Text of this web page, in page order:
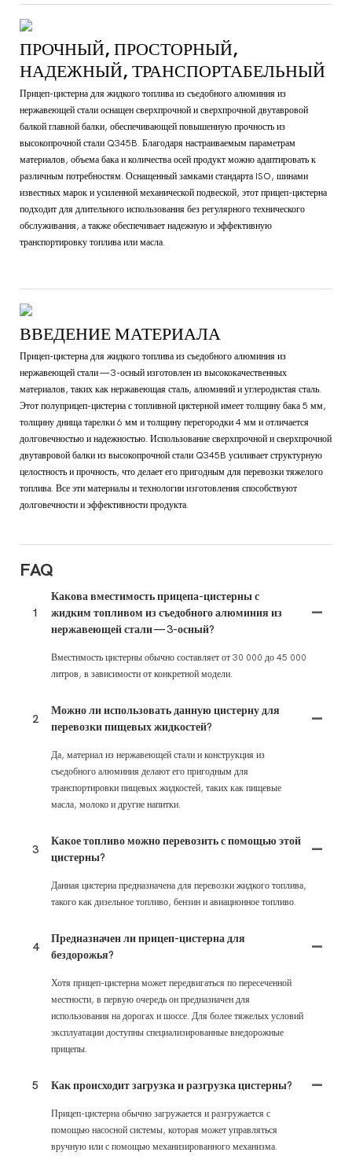
ПРОЧНЫЙ, ПРОСТОРНЫЙ,
НАДЕЖНЫЙ, ТРАНСПОРТАБЕЛЬНЫЙ
Прицеп-цистерна для жидкого топлива из съедобного алюминия из
нержавеющей стали оснащен сверхпрочной и сверхпрочной двутавровой
балкой главной балки, обеспечивающей повышенную прочность из
высокопрочной стали Q345B. Благодаря настраиваемым параметрам
материалов, объема бака и количества осей продукт можно адаптировать к
различным потребностям. Оснащенный замками стандарта ISO, шинами
известных марок и усиленной механической подвеской, этот прицеп-цистерна
подходит для длительного использования без регулярного технического
обслуживания, а также обеспечивает надежную и эффективную
транспортировку топлива или масла.
ВВЕДЕНИЕ МАТЕРИАЛА
Прицеп-цистерна для жидкого топлива из съедобного алюминия из
нержавеющей стали — 3-осный изготовлен из высококачественных
материалов, таких как нержавеющая сталь, алюминий и углеродистая сталь.
Этот полуприцеп-цистерна с топливной цистерной имеет толщину бака 5 мм,
толщину днища тарелки 6 мм и толщину перегородки 4 мм и отличается
долговечностью и надежностью. Использование сверхпрочной и сверхпрочной
двутавровой балки из высокопрочной стали Q345B усиливает структурную
целостность и прочность, что делает его пригодным для перевозки тяжелого
топлива. Все эти материалы и технологии изготовления способствуют
долговечности и эффективности продукта.
FAQ
1
Какова вместимость прицепа-цистерны с
жидким топливом из съедобного алюминия из
нержавеющей стали — 3-осный?
Вместимость цистерны обычно составляет от 30 000 до 45 000
литров, в зависимости от конкретной модели.
2
Можно ли использовать данную цистерну для
перевозки пищевых жидкостей?
Да, материал из нержавеющей стали и конструкция из
съедобного алюминия делают его пригодным для
транспортировки пищевых жидкостей, таких как пищевые
масла, молоко и другие напитки.
3
Какое топливо можно перевозить с помощью этой
цистерны?
Данная цистерна предназначена для перевозки жидкого топлива,
такого как дизельное топливо, бензин и авиационное топливо.
4
Предназначен ли прицеп-цистерна для
бездорожья?
Хотя прицеп-цистерна может передвигаться по пересеченной
местности, в первую очередь он предназначен для
использования на дорогах и шоссе. Для более тяжелых условий
эксплуатации доступны специализированные внедорожные
прицепы.
5 Как происходит загрузка и разгрузка цистерны?
Прицеп-цистерна обычно загружается и разгружается с
помощью насосной системы, которая может управляться
вручную или с помощью механизированного механизма.